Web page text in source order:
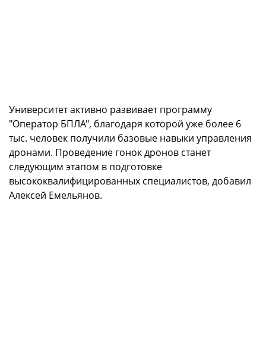
Университет активно развивает программу
"Оператор БПЛА", благодаря которой уже более 6
тыс. человек получили базовые навыки управления
дронами. Проведение гонок дронов станет
следующим этапом в подготовке
высококвалифицированных специалистов, добавил
Алексей Емельянов.